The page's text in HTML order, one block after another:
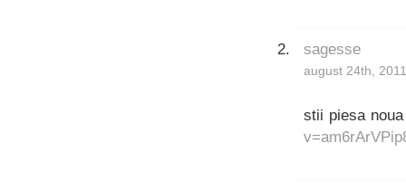
sagesse
august 24th,
stii piesa